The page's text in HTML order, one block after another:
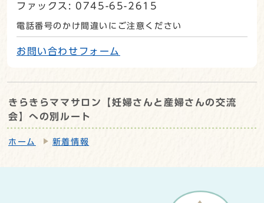
ファックス: 0745-65-2615
電話番号のかけ間違いにご注意ください
お問い合わせフォーム
きらきらママサロン【妊婦さんと産婦さんの交流
会】への別ルート
ホーム 新着情報